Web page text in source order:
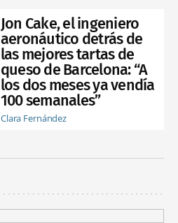
Jon Cake, el ingeniero
aeronáutico detrás de
las mejores tartas de
queso de Barcelona: “A
los dos meses ya vendía
100 semanales”
Clara Fernández